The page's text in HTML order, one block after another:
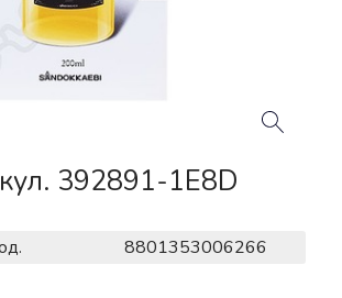
392891-1E8D
8801353006266